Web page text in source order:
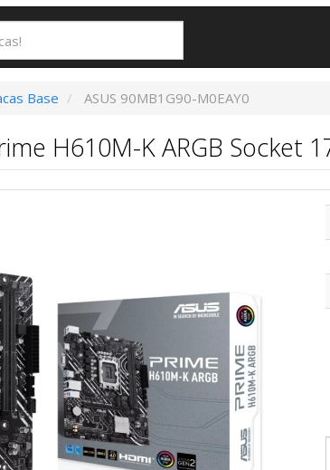
Base ASUS 90MB1G90-M0EAY0
H610M-K ARGB Socket